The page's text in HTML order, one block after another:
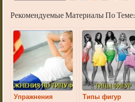
Рекомендуемые Материалы По Теме:
Упражнения Типы фигур